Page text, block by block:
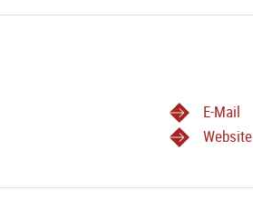
E-Mail
Website